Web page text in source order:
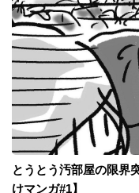
とうとう汚部屋の限界
けマンガ#1】